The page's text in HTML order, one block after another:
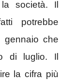
società. Il
potrebbe
gennaio che
di luglio. Il
la cifra più